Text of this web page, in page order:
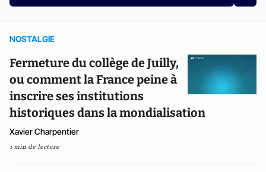
NOSTALGIE
Fermeture du collège de Juilly,
ou comment la France peine à
inscrire ses institutions
historiques dans la mondialisation
Xavier Charpentier
1 min de lecture